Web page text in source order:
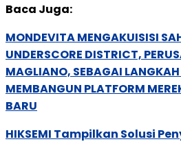
Baca Juga:
MONDEVITA MENGAKUISISI
UNDERSCORE DISTRICT,
MAGLIANO, SEBAGAI
MEMBANGUN PLATFORM
BARU
HIKSEMI Tampilkan Solusi